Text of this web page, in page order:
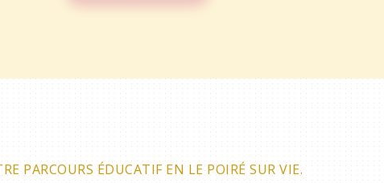
PARCOURS ÉDUCATIF EN LE POIRÉ SUR VIE.